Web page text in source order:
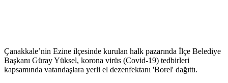
Çanakkale’nin Ezine ilçesinde kurulan halk pazarında İlçe Belediye
Başkanı Güray Yüksel, korona virüs (Covid-19) tedbirleri
kapsamında vatandaşlara yerli el dezenfektanı 'Borel' dağıttı.